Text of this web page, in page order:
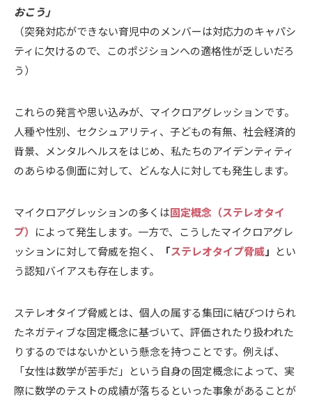
おこう」
（突発対応ができない育児中のメンバーは対応力のキャパシ
ティに欠けるので、このポジションへの適格性が乏しいだろ
う）
これらの発言や思い込みが、マイクロアグレッションです。
人種や性別、セクシュアリティ、子どもの有無、社会経済的
背景、メンタルヘルスをはじめ、私たちのアイデンティティ
のあらゆる側面に対して、どんな人に対しても発生します。
マイクロアグレッションの多くは固定概念（ステレオタイ
プ） によって発生します。一方で、こうしたマイクロアグレ
ッションに対して脅威を抱く、
「ステレオタイプ脅威」 とい
う認知バイアスも存在します。
ステレオタイプ脅威とは、個人の属する集団に結びつけられ
たネガティブな固定概念に基づいて、評価されたり扱われた
りするのではないかという懸念を持つことです。例えば、
「女性は数学が苦手だ」という自身の固定概念によって、実
際に数学のテストの成績が落ちるといった事象があることが